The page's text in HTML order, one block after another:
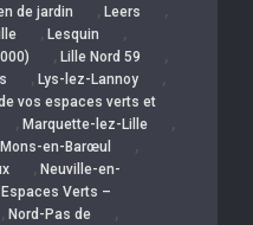
de jardin , Leers ,
, Lesquin ,
, Lille Nord 59 ,
, Lys-lez-Lannoy ,
vos espaces verts et
, Marquette-lez-Lille ,
Mons-en-Barœul ,
, Neuville-en-
Espaces Verts –
, Nord-Pas de ,